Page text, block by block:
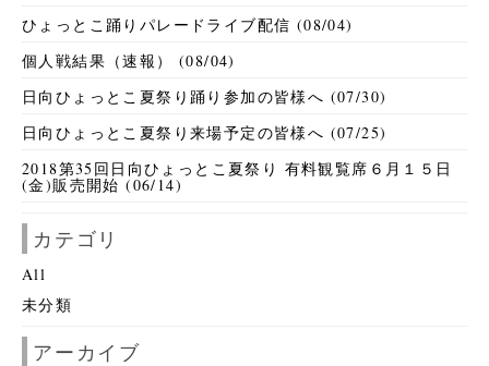
ひょっとこ踊りパレードライブ配信 (08/04)
個人戦結果（速報） (08/04)
日向ひょっとこ夏祭り踊り参加の皆様へ (07/30)
日向ひょっとこ夏祭り来場予定の皆様へ (07/25)
2018第35回日向ひょっとこ夏祭り 有料観覧席６月１５日
(金)販売開始 (06/14)
カテゴリ
All
未分類
アーカイブ